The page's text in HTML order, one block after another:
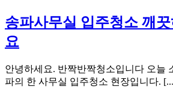
송파사무실 입주청소 깨
요
안녕하세요. 반짝반짝청소입니다 오늘
파의 한 사무실 입주청소 현장입니다.